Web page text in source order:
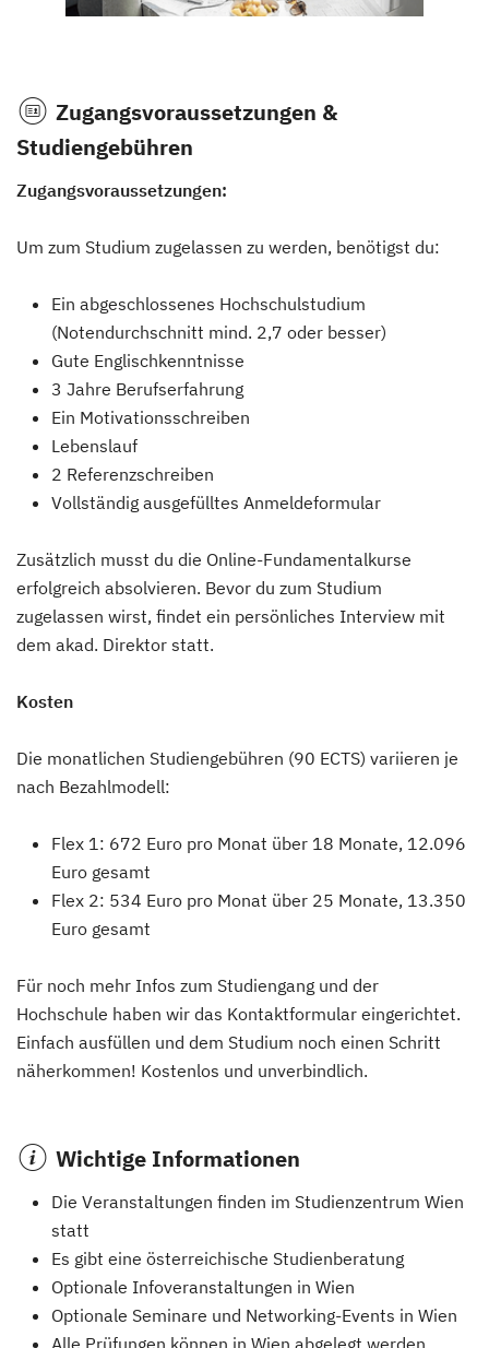
Zugangsvoraussetzungen &
Studiengebühren
Zugangsvoraussetzungen:
Um zum Studium zugelassen zu werden, benötigst du:
Ein abgeschlossenes Hochschulstudium
(Notendurchschnitt mind. 2,7 oder besser)
Gute Englischkenntnisse
3 Jahre Berufserfahrung
Ein Motivationsschreiben
Lebenslauf
2 Referenzschreiben
Vollständig ausgefülltes Anmeldeformular
Zusätzlich musst du die Online-Fundamentalkurse
erfolgreich absolvieren. Bevor du zum Studium
zugelassen wirst, findet ein persönliches Interview mit
dem akad. Direktor statt.
Kosten
Die monatlichen Studiengebühren (90 ECTS) variieren je
nach Bezahlmodell:
Flex 1: 672 Euro pro Monat über 18 Monate, 12.096
Euro gesamt
Flex 2: 534 Euro pro Monat über 25 Monate, 13.350
Euro gesamt
Für noch mehr Infos zum Studiengang und der
Hochschule haben wir das Kontaktformular eingerichtet.
Einfach ausfüllen und dem Studium noch einen Schritt
näherkommen! Kostenlos und unverbindlich.
Wichtige Informationen
Die Veranstaltungen finden im Studienzentrum Wien
statt
Es gibt eine österreichische Studienberatung
Optionale Infoveranstaltungen in Wien
Optionale Seminare und Networking-Events in Wien
Alle Prüfungen können in Wien abgelegt werden